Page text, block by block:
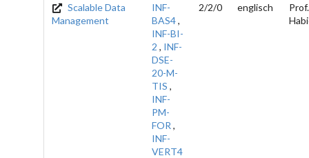
Scalable Data
Management
INF-
BAS4,
INF-BI-
2 , INF-
DSE-
20-M-
TIS ,
INF-
PM-
FOR ,
INF-
VERT4
2/2/0 englisch
Prof.